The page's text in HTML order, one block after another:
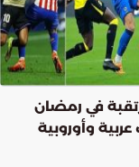
في رمضان
عربية وأوروبية